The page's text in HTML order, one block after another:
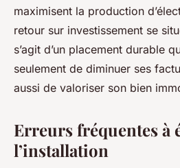
maximisent la production
retour sur investissement se
s’agit d’un placement durable
seulement de diminuer ses
aussi de valoriser son bien
Erreurs fréquentes à
l’installation